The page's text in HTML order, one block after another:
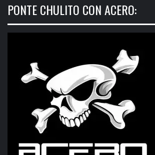
PONTE CHULITO CON ACERO: